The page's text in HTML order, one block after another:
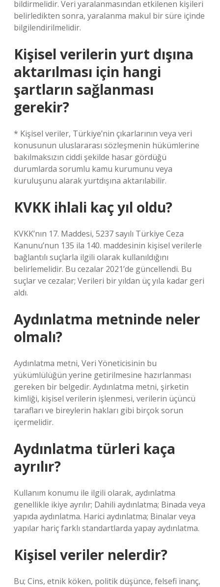
bildirmelidir. Veri yaralanmasından etkilenen kişileri
belirledikten sonra, yaralanma makul bir süre içinde
bilgilendirilmelidir.
Kişisel verilerin yurt dışına
aktarılması için hangi
şartların sağlanması
gerekir?
* Kişisel veriler, Türkiye’nin çıkarlarının veya veri
konusunun uluslararası sözleşmenin hükümlerine
bakılmaksızın ciddi şekilde hasar gördüğü
durumlarda sorumlu kamu kurumunu veya
kuruluşunu alarak yurtdışına aktarılabilir.
KVKK ihlali kaç yıl oldu?
KVKK’nın 17. Maddesi, 5237 sayılı Türkiye Ceza
Kanunu’nun 135 ila 140. maddesinin kişisel verilerle
bağlantılı suçlarla ilgili olarak kullanıldığını
belirlemelidir. Bu cezalar 2021’de güncellendi. Bu
suçlar ve cezalar; Verileri bir yıldan üç yıla kadar geri
aldı.
Aydınlatma metninde neler
olmalı?
Aydınlatma metni, Veri Yöneticisinin bu
yükümlülüğün yerine getirilmesine hazırlanması
gereken bir belgedir. Aydınlatma metni, şirketin
kimliği, kişisel verilerin işlenmesi, verilerin üçüncü
tarafları ve bireylerin hakları gibi birçok sorun
içermelidir.
Aydınlatma türleri kaça
ayrılır?
Kullanım konumu ile ilgili olarak, aydınlatma
genellikle ikiye ayrılır; Dahili aydınlatma; Binada veya
yapıda aydınlatma. Harici aydınlatma; Binalar veya
yapılar hariç farklı standartlarda yapay aydınlatma.
Kişisel veriler nelerdir?
Bu; Cins, etnik köken, politik düşünce, felsefi inanç,